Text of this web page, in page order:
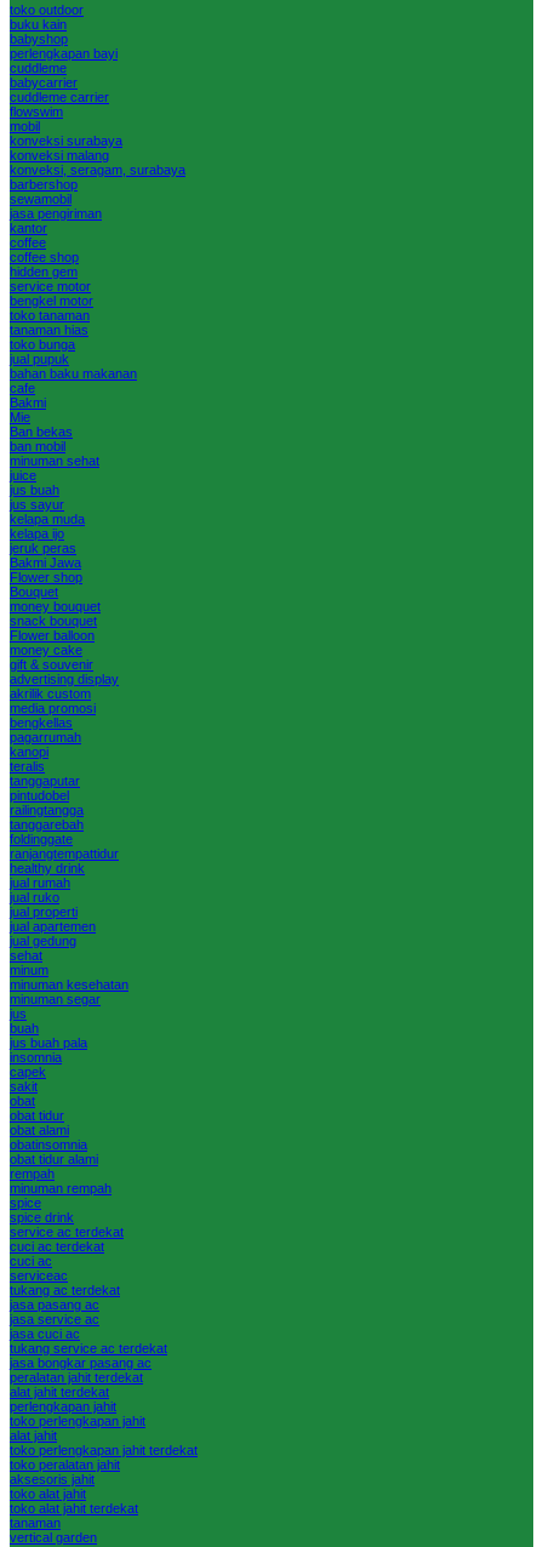
toko outdoor
buku kain
babyshop
perlengkapan bayi
cuddleme
babycarrier
cuddleme carrier
flowswim
mobil
konveksi surabaya
konveksi malang
konveksi, seragam, surabaya
barbershop
sewamobil
jasa pengiriman
kantor
coffee
coffee shop
hidden gem
service motor
bengkel motor
toko tanaman
tanaman hias
toko bunga
jual pupuk
bahan baku makanan
cafe
Bakmi
Mie
Ban bekas
ban mobil
minuman sehat
juice
jus buah
jus sayur
kelapa muda
kelapa ijo
jeruk peras
Bakmi Jawa
Flower shop
Bouquet
money bouquet
snack bouquet
Flower balloon
money cake
gift & souvenir
advertising display
akrilik custom
media promosi
bengkellas
pagarrumah
kanopi
teralis
tanggaputar
pintudobel
railingtangga
tanggarebah
foldinggate
ranjangtempattidur
healthy drink
jual rumah
jual ruko
jual properti
jual apartemen
jual gedung
sehat
minum
minuman kesehatan
minuman segar
jus
buah
jus buah pala
insomnia
capek
sakit
obat
obat tidur
obat alami
obatinsomnia
obat tidur alami
rempah
minuman rempah
spice
spice drink
service ac terdekat
cuci ac terdekat
cuci ac
serviceac
tukang ac terdekat
jasa pasang ac
jasa service ac
jasa cuci ac
tukang service ac terdekat
jasa bongkar pasang ac
peralatan jahit terdekat
alat jahit terdekat
perlengkapan jahit
toko perlengkapan jahit
alat jahit
toko perlengkapan jahit terdekat
toko peralatan jahit
aksesoris jahit
toko alat jahit
toko alat jahit terdekat
tanaman
vertical garden